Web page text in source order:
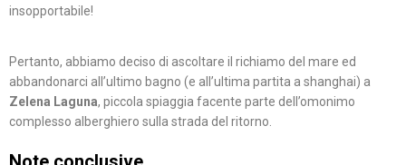
insopportabile!
Pertanto, abbiamo deciso di ascoltare il richiamo del mare ed
abbandonarci all’ultimo bagno (e all’ultima partita a shanghai) a
Zelena Laguna, piccola spiaggia facente parte dell’omonimo
complesso alberghiero sulla strada del ritorno.